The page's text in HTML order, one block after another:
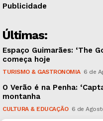
Publicidade
Últimas:
Espaço Guimarães: ‘The
começa hoje
TURISMO & GASTRONOMIA 6 de
O Verão é na Penha:
montanha
CULTURA & EDUCAÇÃO 6 de